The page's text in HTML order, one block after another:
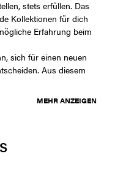
stets erfüllen. Das
Kollektionen für dich
Erfahrung beim
sich für einen neuen
Aus diesem
MEHR ANZEIGEN